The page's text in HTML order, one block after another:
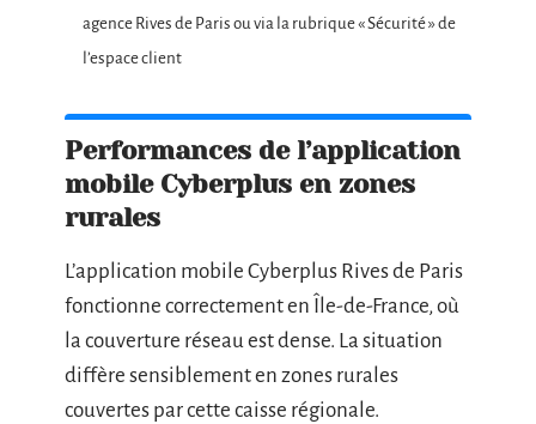
agence Rives de Paris ou via la rubrique « Sécurité » de
l’espace client
Performances de l’application
mobile Cyberplus en zones
rurales
L’application mobile Cyberplus Rives de Paris
fonctionne correctement en Île-de-France, où
la couverture réseau est dense. La situation
diffère sensiblement en zones rurales
couvertes par cette caisse régionale.